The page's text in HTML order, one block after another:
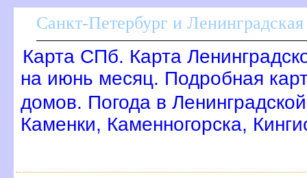
Санкт-Петербург и Ленинградская
Карта СПб. Карта
на июнь месяц. Подробная
домов. Погода в
Каменки, Каменногорска,